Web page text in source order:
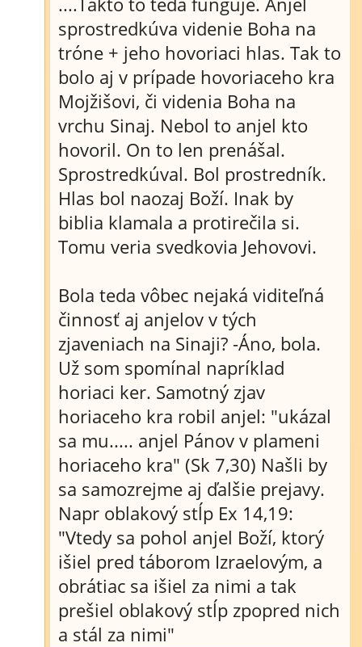
sprostredkúva videnie Boha na
tróne + jeho hovoriaci hlas. Tak to
bolo aj v prípade hovoriaceho kra
Mojžišovi, či videnia Boha na
vrchu Sinaj. Nebol to anjel kto
hovoril. On to len prenášal.
Sprostredkúval. Bol prostredník.
Hlas bol naozaj Boží. Inak by
biblia klamala a protirečila si.
Tomu veria svedkovia Jehovovi.
Bola teda vôbec nejaká viditeľná
činnosť aj anjelov v tých
zjaveniach na Sinaji? -Áno, bola.
Už som spomínal napríklad
horiaci ker. Samotný zjav
horiaceho kra robil anjel: "ukázal
sa mu..... anjel Pánov v plameni
horiaceho kra" (Sk 7,30) Našli by
sa samozrejme aj ďalšie prejavy.
Napr oblakový stĺp Ex 14,19:
"Vtedy sa pohol anjel Boží, ktorý
išiel pred táborom Izraelovým, a
obrátiac sa išiel za nimi a tak
prešiel oblakový stĺp zpopred nich
a stál za nimi"